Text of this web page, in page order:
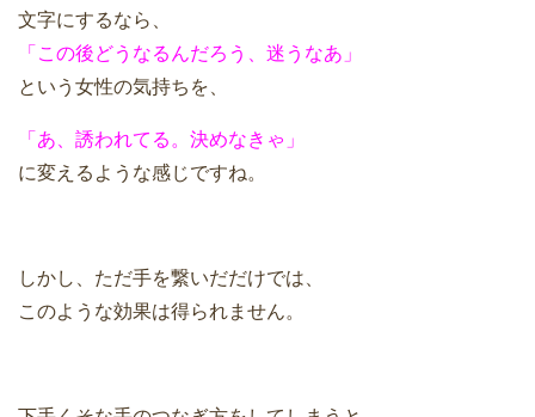
文字にするなら、
「この後どうなるんだろう、迷うなあ」
という女性の気持ちを、
「あ、誘われてる。決めなきゃ」
に変えるような感じですね。
しかし、ただ手を繋いだだけでは、
このような効果は得られません。